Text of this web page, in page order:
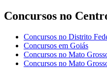
Concursos no
Concursos no Distrito
Concursos em Goiás
Concursos no Mato
Concursos no Mato